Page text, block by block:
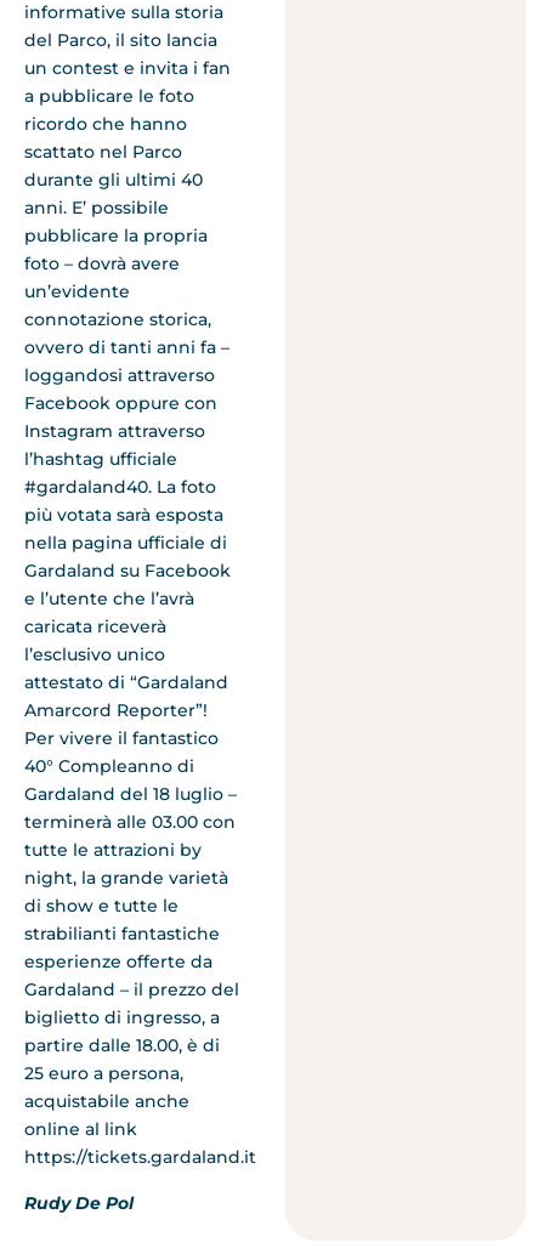
informative sulla storia
del Parco, il sito lancia
un contest e invita i fan
a pubblicare le foto
ricordo che hanno
scattato nel Parco
durante gli ultimi 40
anni. E’ possibile
pubblicare la propria
foto – dovrà avere
un’evidente
connotazione storica,
ovvero di tanti anni fa –
loggandosi attraverso
Facebook oppure con
Instagram attraverso
l’hashtag ufficiale
#gardaland40. La foto
più votata sarà esposta
nella pagina ufficiale di
Gardaland su Facebook
e l’utente che l’avrà
caricata riceverà
l’esclusivo unico
attestato di “Gardaland
Amarcord Reporter”!
Per vivere il fantastico
40° Compleanno di
Gardaland del 18 luglio –
terminerà alle 03.00 con
tutte le attrazioni by
night, la grande varietà
di show e tutte le
strabilianti fantastiche
esperienze offerte da
Gardaland – il prezzo del
biglietto di ingresso, a
partire dalle 18.00, è di
25 euro a persona,
acquistabile anche
online al link
https://tickets.gardaland.it
Rudy De Pol